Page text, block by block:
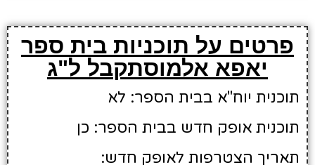
פרטים על תוכניות בית ספר
יאפא אלמוסתקבל ל"ג
תוכנית יוח"א בבית הספר: לא
תוכנית אופק חדש בבית הספר: כן
תאריך הצטרפות לאופק חדש: